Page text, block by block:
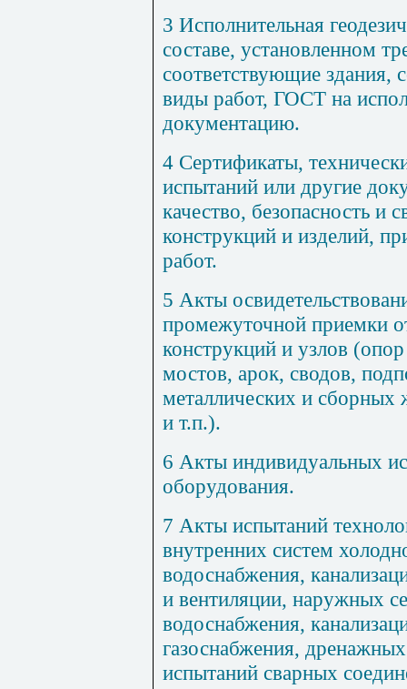
3 Исполнительная
составе, установленном
соответствующие здания,
виды работ, ГОСТ на
документацию.
4 Сертификаты,
испытаний или другие
качество, безопасность и
конструкций и изделий,
работ.
5 Акты
промежуточной приемки
конструкций и узлов
мостов, арок, сводов,
металлических и сборных
и т.п.).
6 Акты индивидуальных
оборудования.
7 Акты испытаний
внутренних систем
водоснабжения,
и вентиляции, наружных
водоснабжения,
газоснабжения,
испытаний сварных